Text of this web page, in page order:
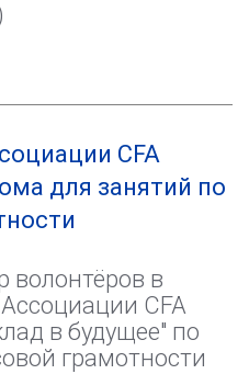
CFA
для занятий по
волонтёров в
CFA
в будущее" по
грамотности